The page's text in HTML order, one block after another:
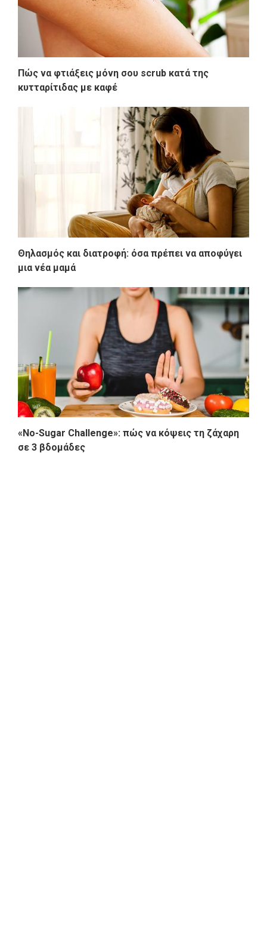
Πώς να φτιάξεις μόνη σου scrub κατά της
κυτταρίτιδας με καφέ
Θηλασμός και διατροφή: όσα πρέπει να αποφύγει
μια νέα μαμά
«No-Sugar Challenge»: πώς να κόψεις τη ζάχαρη
σε 3 βδομάδες